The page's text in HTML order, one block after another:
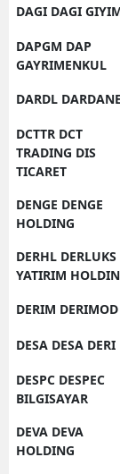
DAGI DAGI
DAPGM DAP
GAYRIMENKUL
DARDL
DCTTR DCT
TRADING DIS
TICARET
DENGE DENGE
HOLDING
DERHL DERLUKS
YATIRIM
DERIM DERIMOD
DESA DESA DERI
DESPC DESPEC
BILGISAYAR
DEVA DEVA
HOLDING